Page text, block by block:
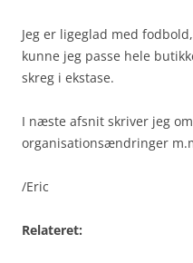
Jeg er ligeglad med
kunne jeg passe hele
skreg i ekstase.
I næste afsnit skriver jeg
organisationsændringer
/Eric
Relateret: